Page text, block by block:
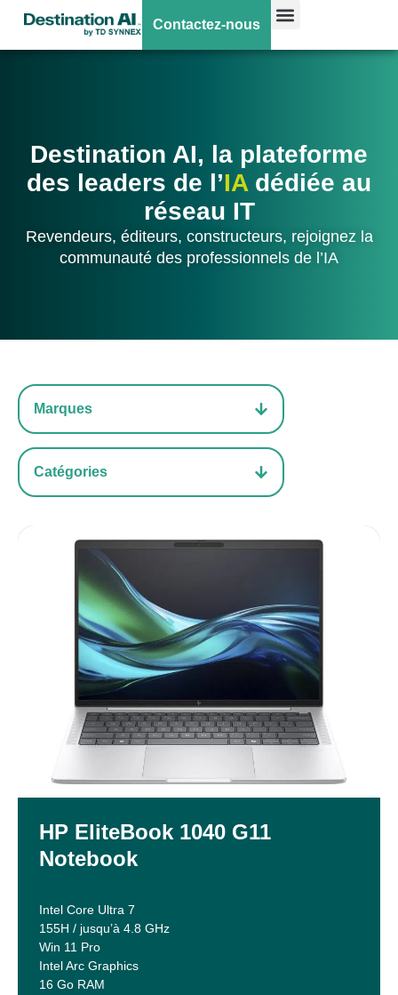
Contactez-nous
Destination AI, la plateforme
des leaders de l’IA dédiée au
réseau IT
Revendeurs, éditeurs, constructeurs, rejoignez la
communauté des professionnels de l’IA
Marques
Catégories
HP EliteBook 1040 G11
Notebook
Intel Core Ultra 7
155H / jusqu’à 4.8 GHz
Win 11 Pro
Intel Arc Graphics
16 Go RAM